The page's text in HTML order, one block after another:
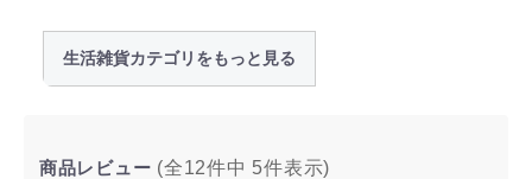
生活雑貨カテゴリをもっと見る
商品レビュー (全12件中 5件表示)